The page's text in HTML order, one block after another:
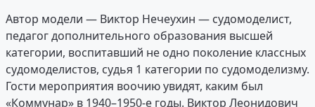
Автор модели — Виктор Нечеухин — судомоделист,
педагог дополнительного образования высшей
категории, воспитавший не одно поколение классных
судомоделистов, судья 1 категории по судомоделизму.
Гости мероприятия воочию увидят, каким был
«Коммунар» в 1940–1950-е годы. Виктор Леонидович